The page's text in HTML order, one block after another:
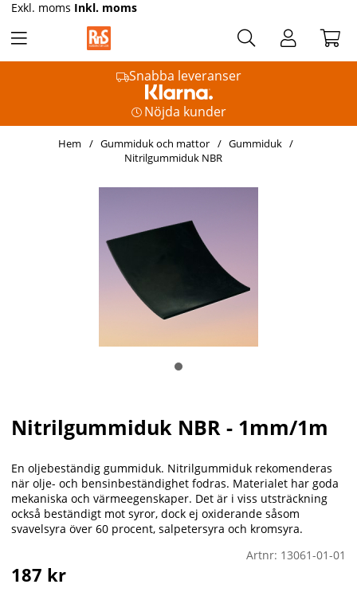
Snabba leveranser
Nöjda kunder
Exkl. moms Inkl. moms
Hem Gummiduk och mattor
Gummiduk
Nitrilgummiduk NBR
Nitrilgummiduk NBR - 1mm/1m
En oljebeständig gummiduk. Nitrilgummiduk rekomenderas
när olje- och bensinbeständighet fodras. Materialet har goda
mekaniska och värmeegenskaper. Det är i viss utsträckning
också beständigt mot syror, dock ej oxiderande såsom
svavelsyra över 60 procent, salpetersyra och kromsyra.
Artnr: 13061-01-01
187 kr